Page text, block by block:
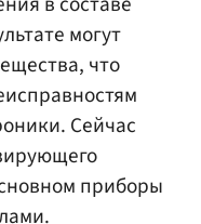
могут
что
Сейчас
приборы